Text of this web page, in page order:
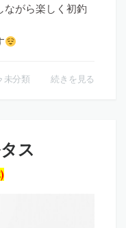
ながら楽しく初釣
未分類 続きを見る
ス